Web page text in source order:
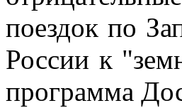
поездок по
России к
программа